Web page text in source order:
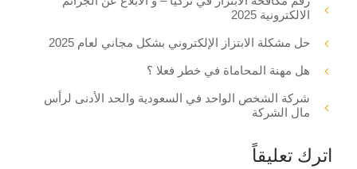
الالكترونية 2025
حل مشكلة الابتزاز الإلكتروني بشكل مجاني لعام 2025
هل مهنة المحاماة في خطر فعلا ؟
شركة الشخص الواحد في السعودية والحد الأدنى لرأس
مال الشركة
اترك تعليقاً